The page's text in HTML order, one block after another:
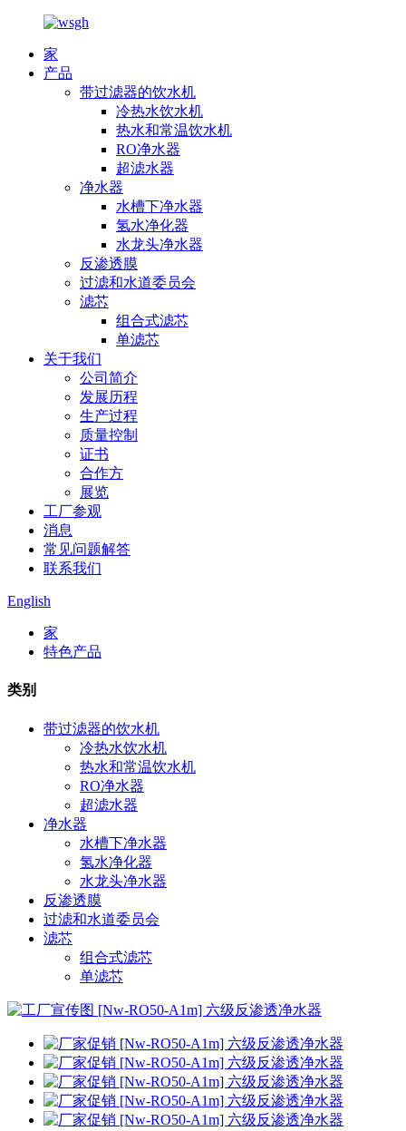
家
产品
带过滤器的饮水机
冷热水饮水机
热水和常温饮水机
RO净水器
超滤水器
净水器
水槽下净水器
氢水净化器
水龙头净水器
反渗透膜
过滤和水道委员会
滤芯
组合式滤芯
单滤芯
关于我们
公司简介
发展历程
生产过程
质量控制
证书
合作方
展览
工厂参观
消息
常见问题解答
联系我们
English
家
特色产品
类别
带过滤器的饮水机
冷热水饮水机
热水和常温饮水机
RO净水器
超滤水器
净水器
水槽下净水器
氢水净化器
水龙头净水器
反渗透膜
过滤和水道委员会
滤芯
组合式滤芯
单滤芯